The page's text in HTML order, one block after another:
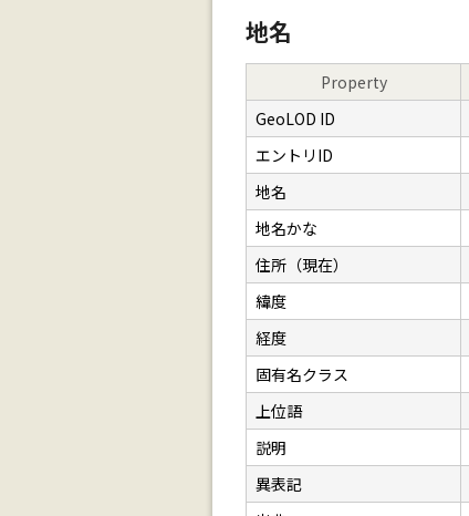
地名
Property
GeoLOD ID
エントリID
地名
地名かな
住所（現在）
緯度
経度
固有名クラス
上位語
説明
異表記